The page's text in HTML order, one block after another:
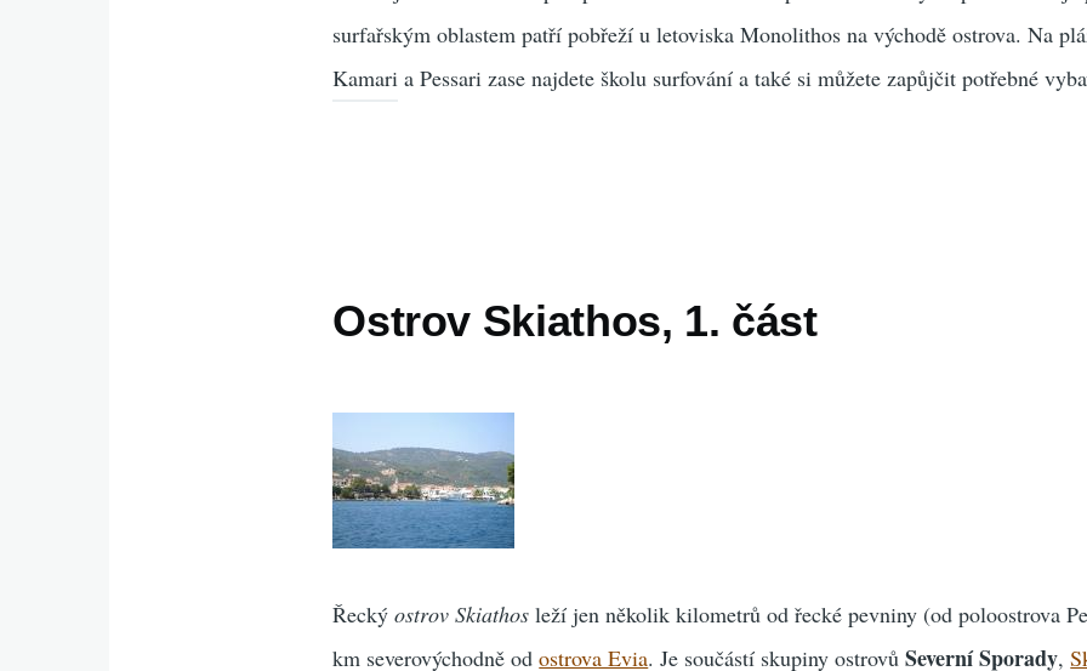
surfařským oblastem patří pobřeží u letoviska Monolithos na východě ostrova. Na
Kamari a Pessari zase najdete školu surfování a také si můžete zapůjčit potřebné
Ostrov Skiathos, 1. část
Řeckýostrov Skiathos leží jen několik kilometrů od řecké pevniny (od poloostrova
km severovýchodně odostrova Evia. Je součástí skupiny ostrovůSeverní Sporady,